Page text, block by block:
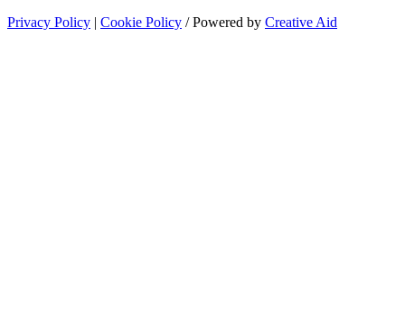
Privacy Policy | Cookie Policy / Powered by Creative Aid